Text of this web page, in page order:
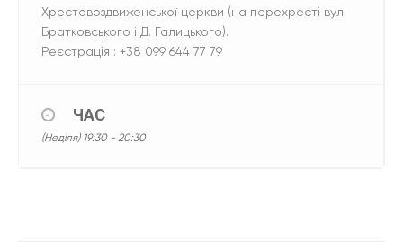
Хрестовоздвиженської церкви (на перехресті вул.
Братковського і Д. Галицького).
Реєстрація : +38 099 644 77 79
ЧАС
(Неділя) 19:30 - 20:30